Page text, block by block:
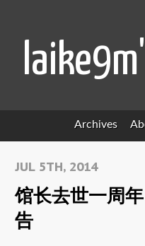
Archives
JUL 5TH, 2014
馆长去世一周
告